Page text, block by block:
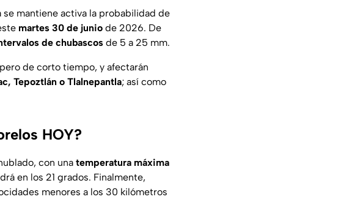
mantiene activa la probabilidad de
martes 30 de junio de 2026. De
de chubascos de 5 a 25 mm.
de corto tiempo, y afectarán
Tepoztlán o Tlalnepantla; así como
HOY?
con una temperatura máxima
en los 21 grados. Finalmente,
menores a los 30 kilómetros